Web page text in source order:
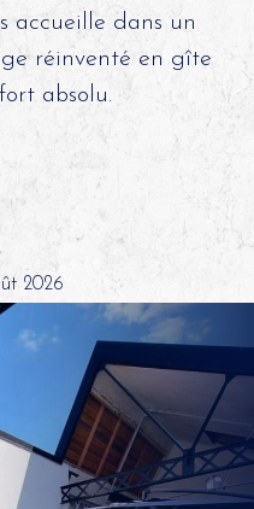
accueille dans un
réinventé en gîte
absolu.
2026